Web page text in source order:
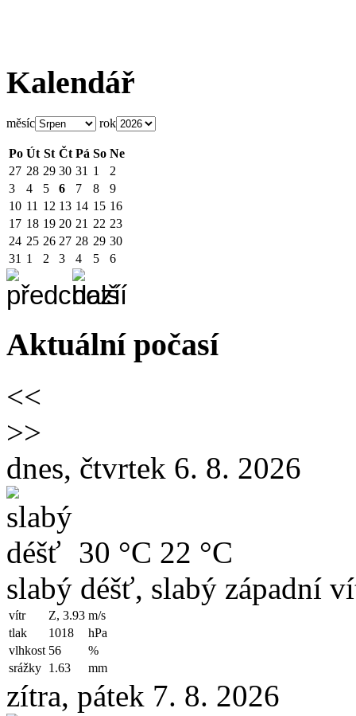
Kalendář
měsíc rok
Po Út St Čt Pá So Ne
27 28 29 30 31 1
2
3
4 5 6 7 8
9
10 11 12 13 14 15 16
17 18 19 20 21 22 23
24 25 26 27 28 29 30
31 1 2 3 4 5 6
Aktuální počasí
<<
>>
dnes, čtvrtek 6. 8. 2026
30 °C 22 °C
slabý déšť, slabý západní
vítr Z, 3.93 m/s
tlak
1018
hPa
vlhkost 56
%
srážky 1.63 mm
zítra, pátek 7. 8. 2026